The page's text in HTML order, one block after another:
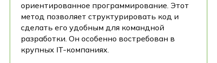
ориентированное программирование. Этот
метод позволяет структурировать код и
сделать его удобным для командной
разработки. Он особенно востребован в
крупных IT-компаниях.